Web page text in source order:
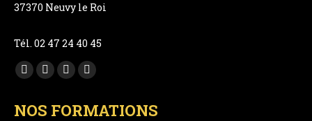
37370 Neuvy le Roi
Tél. 02 47 24 40 45
Trouvez nous sur :
Facebook
opens
YouTube
opens
LinkedIn
opens
Instagram
opens
NOS FORMATIONS